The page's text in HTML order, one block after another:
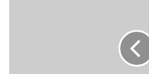
मार्च में इस-इस दिन बैंक रहेंगे बंद